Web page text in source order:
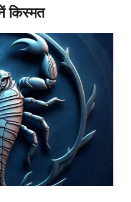
किस्मत